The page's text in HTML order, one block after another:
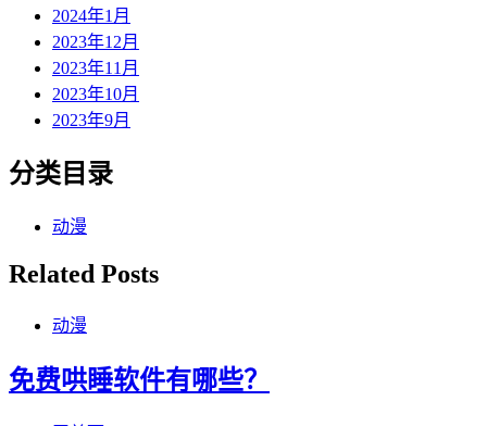
2024年1月
2023年12月
2023年11月
2023年10月
2023年9月
分类目录
动漫
Related Posts
动漫
免费哄睡软件有哪些？